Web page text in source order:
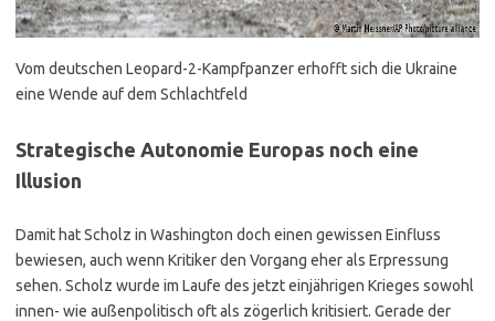
Vom deutschen Leopard-2-Kampfpanzer erhofft sich die Ukraine
eine Wende auf dem Schlachtfeld
Strategische Autonomie Europas noch eine
Illusion
Damit hat Scholz in Washington doch einen gewissen Einfluss
bewiesen, auch wenn Kritiker den Vorgang eher als Erpressung
sehen. Scholz wurde im Laufe des jetzt einjährigen Krieges sowohl
innen- wie außenpolitisch oft als zögerlich kritisiert. Gerade der